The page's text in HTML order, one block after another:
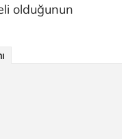
olduğunun